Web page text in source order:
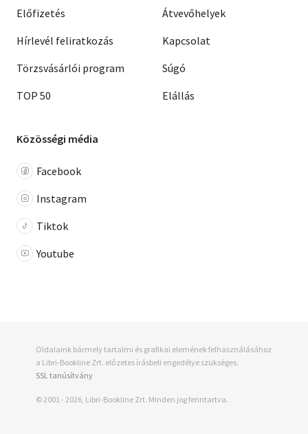
Előfizetés
Hírlevél feliratkozás
Törzsvásárlói program
TOP 50
Átvevőhelyek
Kapcsolat
Súgó
Elállás
Közösségi média
Facebook
Instagram
Tiktok
Youtube
Oldalaink bármely tartalmi és grafikai elemének felhasználásához
a Libri-Bookline Zrt. előzetes írásbeli engedélye szükséges.
SSL tanúsítvány
© 2001 - 2026, Libri-Bookline Zrt. Minden jog fenntartva.